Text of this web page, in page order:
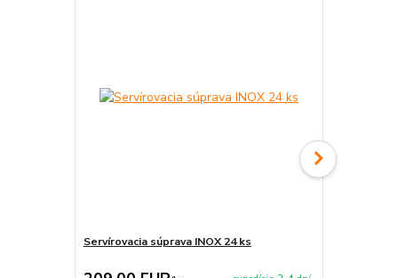
Servírovacia súprava INOX 24 ks